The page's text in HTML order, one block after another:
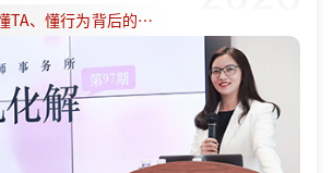
懂法律、懂你、懂TA、懂行为背后的原因